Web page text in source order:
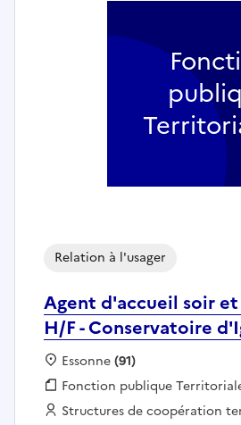
Agent d'accueil soir
H/F - Conservatoire
Relation à l'usager
Localisation :
Essonne(91)
Fonction publique :
Fonction publique
Employeur :
Structures de coopération